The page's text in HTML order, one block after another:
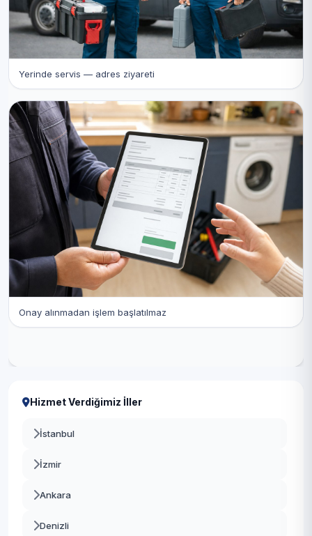
Yerinde servis — adres ziyareti
Onay alınmadan işlem başlatılmaz
Hizmet Verdiğimiz İller
İstanbul
İzmir
Ankara
Denizli